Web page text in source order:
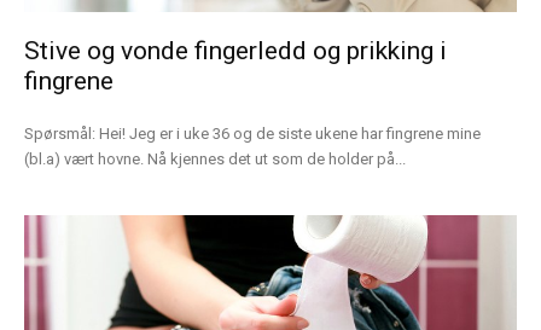
Stive og vonde fingerledd og prikking i
fingrene
Spørsmål: Hei! Jeg er i uke 36 og de siste ukene har fingrene mine
(bl.a) vært hovne. Nå kjennes det ut som de holder på...